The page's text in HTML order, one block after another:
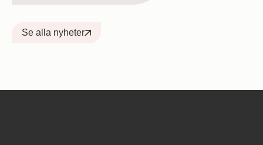
Se alla nyheter